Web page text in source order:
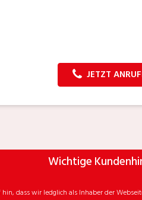
JETZT
Wichtige
dass wir ledglich als Inhaber der